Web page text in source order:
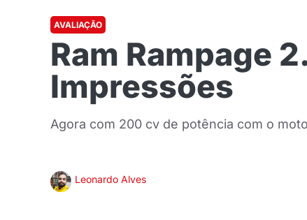
AVALIAÇÃO
Ram Rampage
Impressões
Agora com 200 cv de potência com o
Leonardo Alves